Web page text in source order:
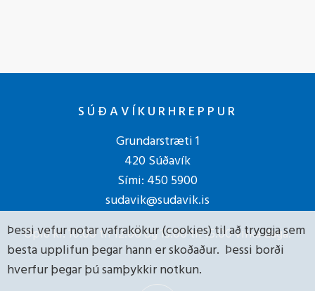
SÚÐAVÍKURHREPPUR
Grundarstræti 1
420 Súðavík
Sími: 450 5900
sudavik@sudavik.is
Opið kl. 10:00 til 12:00 og 13:00 til 15:00 virka daga.
Þessi vefur notar vafrakökur (cookies) til að tryggja sem
besta upplifun þegar hann er skoðaður. Þessi borði
hverfur þegar þú samþykkir notkun.